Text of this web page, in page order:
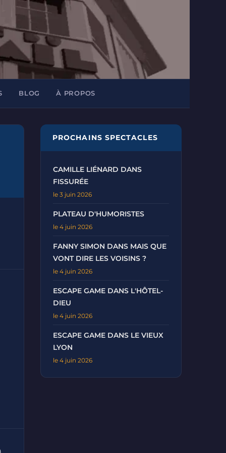
BLOG À PROPOS
PROCHAINS SPECTACLES
CAMILLE LIÉNARD DANS
FISSURÉE
le 3 juin 2026
PLATEAU D'HUMORISTES
le 4 juin 2026
FANNY SIMON DANS MAIS QUE
VONT DIRE LES VOISINS ?
le 4 juin 2026
ESCAPE GAME DANS L'HÔTEL-
DIEU
le 4 juin 2026
ESCAPE GAME DANS LE VIEUX
LYON
le 4 juin 2026